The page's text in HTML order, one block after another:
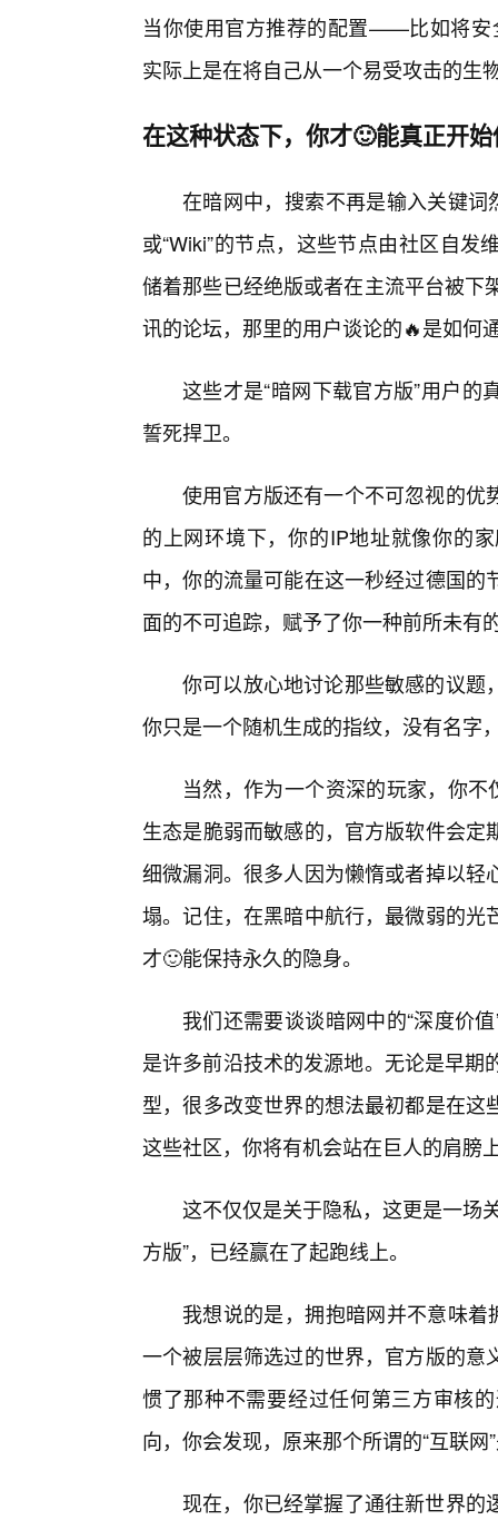
当你使用官方推荐的配置——比如将
实际上是在将自己从一个易受攻击的生
在这种状态下，你才🙂能真正开
在暗网中，搜索不再是输入关键词
或“Wiki”的节点，这些节点由社区自
储着那些已经绝版或者在主流平台被
讯的论坛，那里的用户谈论的🔥是如何
这些才是“暗网下载官方版”用户
誓死捍卫。
使用官方版还有一个不可忽视的优
的上网环境下，你的IP地址就像你的
中，你的流量可能在这一秒经过德国
面的不可追踪，赋予了你一种前所未有
你可以放心地讨论那些敏感的议题
你只是一个随机生成的指纹，没有名字
当然，作为一个资深的玩家，你
生态是脆弱而敏感的，官方版软件会
细微漏洞。很多人因为懒惰或者掉以
塌。记住，在黑暗中航行，最微弱的
才🙂能保持永久的隐身。
我们还需要谈谈暗网中的“深度价
是许多前沿技术的发源地。无论是早
型，很多改变世界的想法最初都是在
这些社区，你将有机会站在巨人的肩膀
这不仅仅是关于隐私，这更是一场
方版”，已经赢在了起跑线上。
我想说的是，拥抱暗网并不意味着
一个被层层筛选过的世界，官方版的
惯了那种不需要经过任何第三方审核
向，你会发现，原来那个所谓的“互联
现在，你已经掌握了通往新世界的